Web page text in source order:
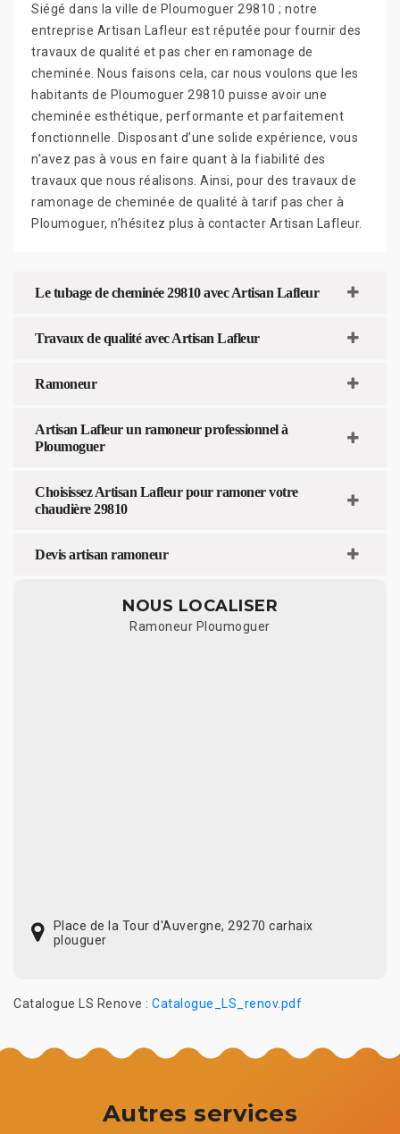
Siégé dans la ville de Ploumoguer 29810 ; notre
entreprise Artisan Lafleur est réputée pour fournir des
travaux de qualité et pas cher en ramonage de
cheminée. Nous faisons cela, car nous voulons que les
habitants de Ploumoguer 29810 puisse avoir une
cheminée esthétique, performante et parfaitement
fonctionnelle. Disposant d’une solide expérience, vous
n’avez pas à vous en faire quant à la fiabilité des
travaux que nous réalisons. Ainsi, pour des travaux de
ramonage de cheminée de qualité à tarif pas cher à
Ploumoguer, n’hésitez plus à contacter Artisan Lafleur.
Le tubage de cheminée 29810 avec Artisan Lafleur
Travaux de qualité avec Artisan Lafleur
Ramoneur
Artisan Lafleur un ramoneur professionnel à
Ploumoguer
Choisissez Artisan Lafleur pour ramoner votre
chaudière 29810
Devis artisan ramoneur
NOUS LOCALISER
Ramoneur Ploumoguer
Place de la Tour d'Auvergne, 29270 carhaix
plouguer
Catalogue LS Renove : Catalogue_LS_renov.pdf
Autres services